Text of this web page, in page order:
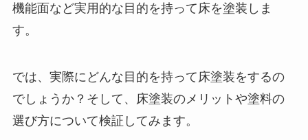
機能面など実用的な目的を持って床を塗装しま
す。
では、実際にどんな目的を持って床塗装をするの
でしょうか？そして、床塗装のメリットや塗料の
選び方について検証してみます。